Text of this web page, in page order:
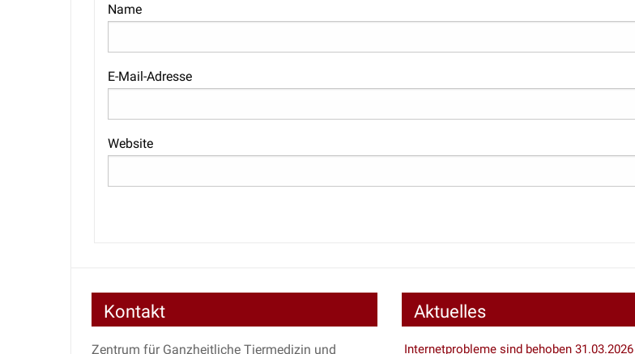
Name
E-Mail-Adresse
Website
Kontakt
Zentrum für Ganzheitliche Tiermedizin und
Aktuelles
Internetprobleme sind behoben 31.03.2026